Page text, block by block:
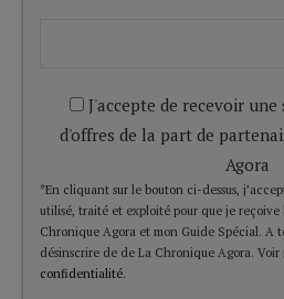
J'accepte de recevoir
d'offres de la part de
Agora
*En cliquant sur le bouton ci-dessus,
utilisé, traité et exploité pour que je
Chronique Agora et mon Guide Spécial. A
désinscrire de de La Chronique Agora. Voir
confidentialité.